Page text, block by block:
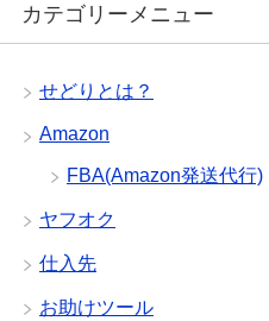
カテゴリーメニュー
せどりとは？
Amazon
FBA(Amazon発送代行)
ヤフオク
仕入先
お助けツール